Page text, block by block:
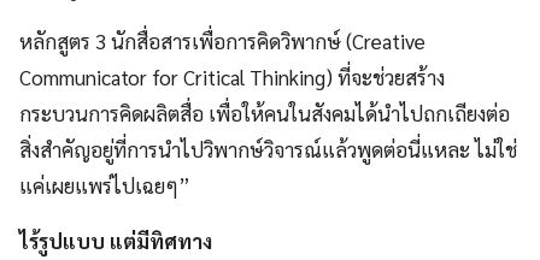
หลักสูตร 3 นักสื่อสารเพื่อการคิดวิพากษ์ (Creative
Communicator for Critical Thinking) ที่จะช่วยสร้าง
กระบวนการคิดผลิตสื่อ เพื่อให้คนในสังคมได้นำไปถกเถียงต่อ
สิ่งสำคัญอยู่ที่การนำไปวิพากษ์วิจารณ์แล้วพูดต่อนี่แหละ ไม่ใช่
แค่เผยแพร่ไปเฉยๆ”
ไร้รูปแบบ แต่มีทิศทาง